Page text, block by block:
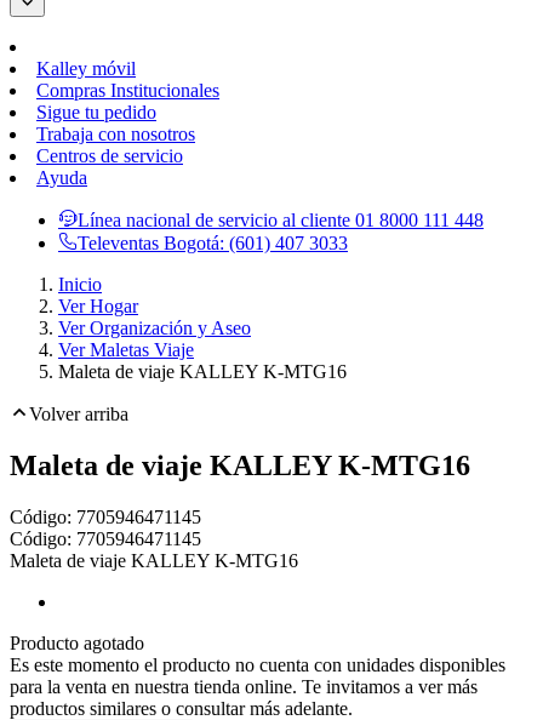
Kalley móvil
Compras Institucionales
Sigue tu pedido
Trabaja con nosotros
Centros de servicio
Ayuda
Línea nacional de servicio al cliente 01 8000 111 448
Televentas Bogotá: (601) 407 3033
Inicio
Ver Hogar
Ver Organización y Aseo
Ver Maletas Viaje
Maleta de viaje KALLEY K-MTG16
Volver arriba
Maleta de viaje KALLEY K-MTG16
Código: 7705946471145
Código: 7705946471145
Maleta de viaje KALLEY K-MTG16
Producto agotado
Es este momento el producto no cuenta con unidades disponibles
para la venta en nuestra tienda online. Te invitamos a ver más
productos similares o consultar más adelante.